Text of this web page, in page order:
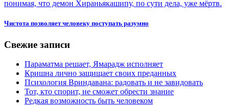
Чистота позволяет человеку поступать разумно
Свежие записи
Параматма решает, Ямарадж исполняет
Кришна лично защищает своих преданных
Психология Вриндавана: радовать и не завидовать
Тот, кто спорит, не сможет обрести знание
Редкая возможность быть человеком